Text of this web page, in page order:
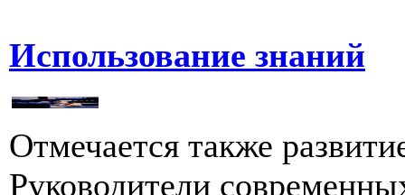
Использование знаний
Отмечается также
Руководители